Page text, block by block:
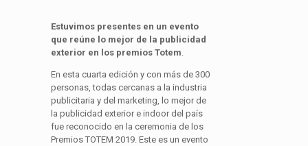
Estuvimos presentes en un evento
que reúne lo mejor de la publicidad
exterior en los premios Totem
En esta cuarta edición y con más de 300
personas, todas cercanas a la industria
publicitaria y del marketing, lo mejor de
la publicidad exterior e indoor del país
fue reconocido en la ceremonia de los
Premios TOTEM 2019. Este es un evento